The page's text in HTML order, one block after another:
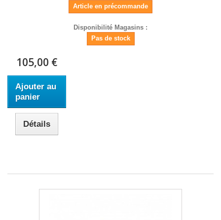
Article en précommande
Disponibilité Magasins :
Pas de stock
105,00 €
Ajouter au
panier
Détails